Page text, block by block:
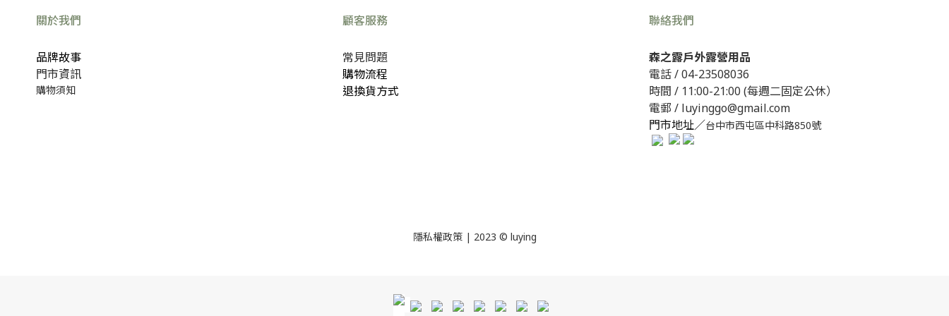
關於我們
品牌故事
門市資訊
購物須知
顧客服務
常見問題
購物流程
退換貨方式
聯絡我們
森之露戶外露營用品
電話 /04-23508036
時間 / 11:00-21:00 (每週二固定公休）
電郵 / luyinggo@gmail.com
門市地址／台中市西屯區中科路850號
隱私權政策| 2023 © luying